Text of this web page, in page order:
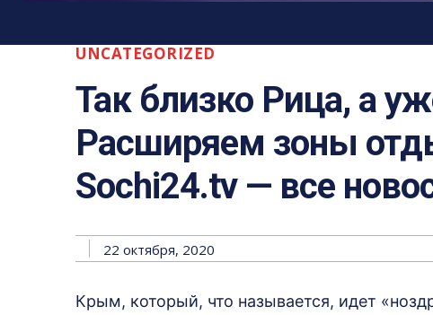
UNCATEGORIZED
Так близко Рица, а
Расширяем зоны
Sochi24.tv — все
22 октября, 2020
Крым, который, что называется, идет